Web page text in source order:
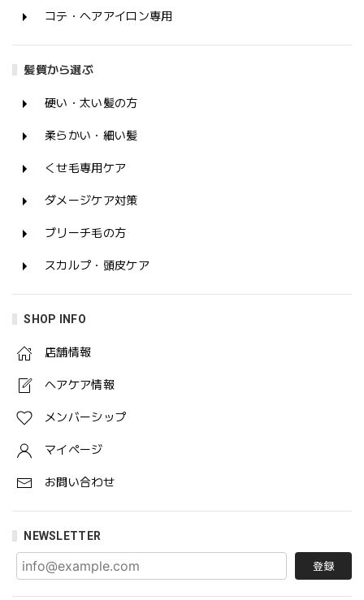
コテ・ヘアアイロン専用
髪質から選ぶ
硬い・太い髪の方
柔らかい・細い髪
くせ毛専用ケア
ダメージケア対策
ブリーチ毛の方
スカルプ・頭皮ケア
SHOP INFO
店舗情報
ヘアケア情報
メンバーシップ
マイページ
お問い合わせ
NEWSLETTER
登録